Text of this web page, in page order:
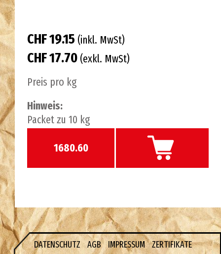
CHF 19.15 (inkl. MwSt)
CHF 17.70 (exkl. MwSt)
Preis pro kg
Hinweis:
Packet zu 10 kg
1680.60
DATENSCHUTZ AGB IMPRESSUM ZERTIFIKATE